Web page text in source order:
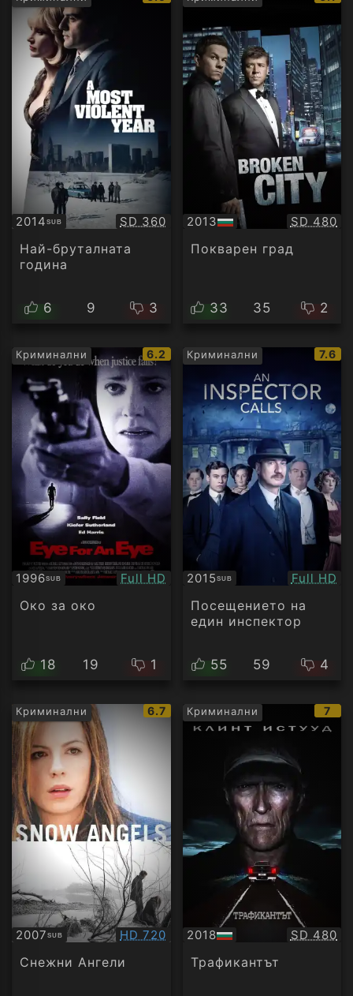
рейтинг:
2014SUB
Субтитри Качество:
SD 360
Най-бруталната
година
6 9 3
2013
БГ
аудио
SD 480
Покварен град
33 35 2
Криминални
IMDb
рейтинг:
6.2
1996SUB
Субтитри Качество:
Full HD
Око за око
18 19 1
Криминални
IMDb
7.6
2015SUB
Субтитри Full HD
Посещението на
един инспектор
55 59 4
Криминални
IMDb
рейтинг:
6.7
2007SUB
Субтитри Качество:
HD 720
Снежни Ангели
Криминални 7
2018
БГ
аудио
SD 480
Трафикантът